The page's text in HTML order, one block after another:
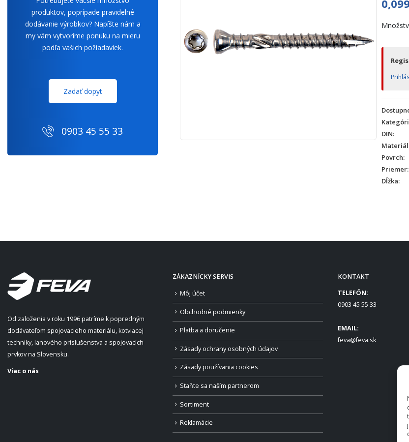
DIN:
Povrch:
Priemer:
Dĺžka:
produktov, poprípade pravidelné
dodávanie výrobkov? Napíšte nám a
my vám vytvoríme ponuku na mieru
podľa vašich požiadaviek.
Zadať dopyt
0903 45 55 33
Od založenia v roku 1996 patríme k popredným
dodávateľom spojovacieho materiálu, kotviacej
techniky, lanového príslušenstva a spojovacích
prvkov na Slovensku.
Viac o nás
ZÁKAZNÍCKY SERVIS
Môj účet
Obchodné podmienky
Platba a doručenie
Zásady ochrany osobných údajov
Zásady používania cookies
Staňte sa naším partnerom
Sortiment
Reklamácie
KONTAKT
TELEFÓN:
0903 45 55 33
EMAIL:
feva@feva.sk